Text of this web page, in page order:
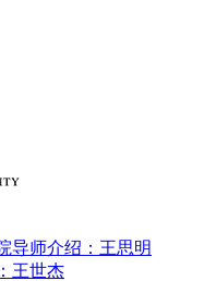
导师介绍：王思明
王世杰